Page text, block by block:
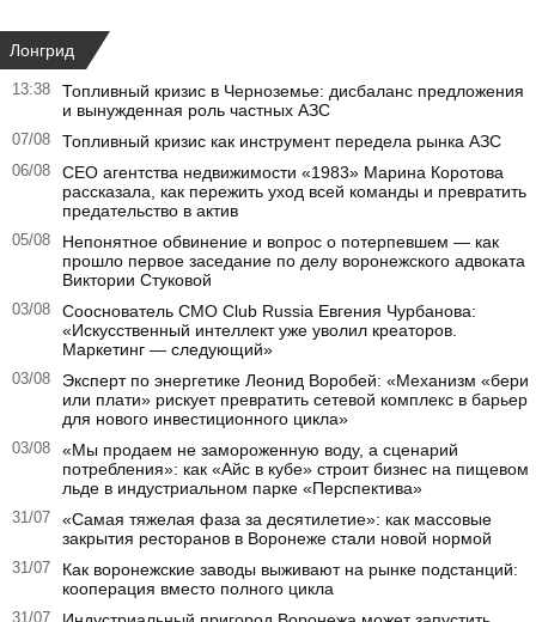
Лонгрид
13:38
Топливный кризис в Черноземье: дисбаланс предложения
и вынужденная роль частных АЗС
07/08 Топливный кризис как инструмент передела рынка АЗС
06/08
CEO агентства недвижимости «1983» Марина Коротова
рассказала, как пережить уход всей команды и превратить
предательство в актив
05/08
Непонятное обвинение и вопрос о потерпевшем — как
прошло первое заседание по делу воронежского адвоката
Виктории Стуковой
03/08
Сооснователь CMO Club Russia Евгения Чурбанова:
«Искусственный интеллект уже уволил креаторов.
Маркетинг — следующий»
03/08
Эксперт по энергетике Леонид Воробей: «Механизм «бери
или плати» рискует превратить сетевой комплекс в барьер
для нового инвестиционного цикла»
03/08
«Мы продаем не замороженную воду, а сценарий
потребления»: как «Айс в кубе» строит бизнес на пищевом
льде в индустриальном парке «Перспектива»
31/07
«Самая тяжелая фаза за десятилетие»: как массовые
закрытия ресторанов в Воронеже стали новой нормой
31/07
Как воронежские заводы выживают на рынке подстанций:
кооперация вместо полного цикла
31/07